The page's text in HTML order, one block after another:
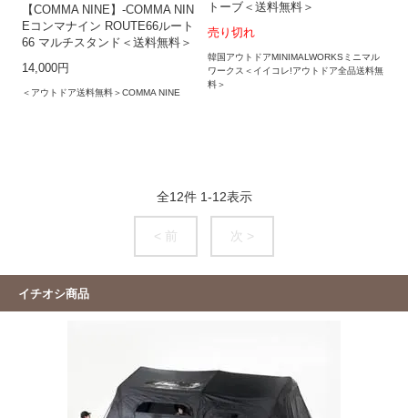
【COMMA NINE】-COMMA NIN
Eコンマナイン ROUTE66ルート
66 マルチスタンド＜送料無料＞
14,000円
＜アウトドア送料無料＞COMMA NINE
トーブ＜送料無料＞
売り切れ
韓国アウトドアMINIMALWORKSミニマル
ワークス＜イイコレ!アウトドア全品送料無
料＞
全12件 1-12表示
< 前 次 >
イチオシ商品